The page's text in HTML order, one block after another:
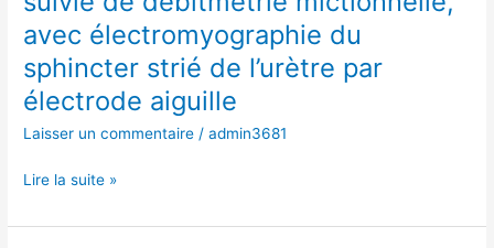
l’urètre
par
électrode
aiguille
avec électromyographie du
sphincter strié de l’urètre par
électrode aiguille
Laisser un commentaire /admin3681
urétral,
avec
urétrale
suivie
de
mictionnelle,
électromyographie
Lire la suite »